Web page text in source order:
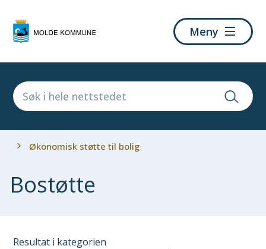
kommune
Meny
Du
Økonomisk støtte til bolig
Bostøtte
Resultat i kategorien